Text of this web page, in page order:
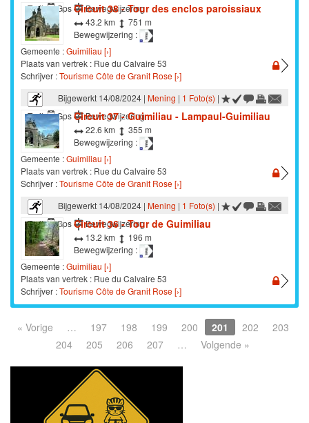
Trail
Gps Bewegwijzering
Circuit 38 - Tour des enclos paroissiaux
43.2 km
751 m
Bewegwijzering :
Gemeente :Guimiliau [›]
Plaats van vertrek : Rue du Calvaire 53
Schrijver :Tourisme Côte de Granit Rose [›]
Bijgewerkt 14/08/2024 | Mening | 1 Foto(s) |
Trail
Gps Bewegwijzering
Circuit 37 - Guimiliau - Lampaul-Guimiliau
22.6 km
355 m
Bewegwijzering :
Gemeente :Guimiliau [›]
Plaats van vertrek : Rue du Calvaire 53
Schrijver :Tourisme Côte de Granit Rose [›]
Bijgewerkt 14/08/2024 | Mening | 1 Foto(s) |
Trail
Gps Bewegwijzering
Circuit 36 - Tour de Guimiliau
13.2 km
196 m
Bewegwijzering :
Gemeente :Guimiliau [›]
Plaats van vertrek : Rue du Calvaire 53
Schrijver :Tourisme Côte de Granit Rose [›]
« Vorige … 197 198 199 200 201 202
203
204
205 206 207 … Volgende »